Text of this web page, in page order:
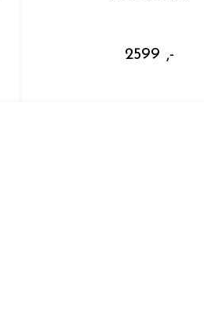
2599 ,-